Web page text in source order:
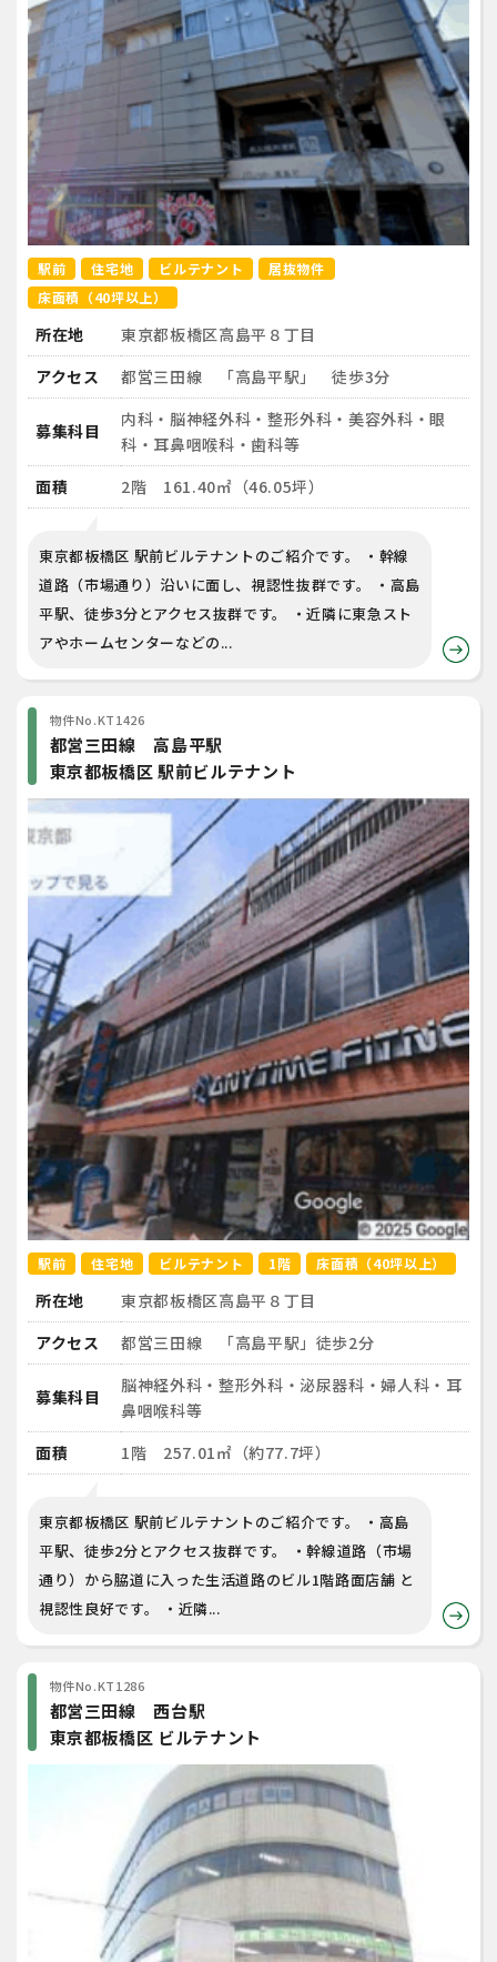
駅前 住宅地 ビルテナント
居抜物件
床面積（40坪以上）
所在地
東京都板橋区高島平８丁目
アクセス
都営三田線 「高島平駅」 徒歩3分
募集科目
内科・脳神経外科・整形外科・美容外科・眼
科・耳鼻咽喉科・歯科等
面積
2階 161.40㎡（46.05坪）
東京都板橋区 駅前ビルテナントのご紹介です。 ・幹線
道路（市場通り）沿いに面し、視認性抜群です。 ・高島
平駅、徒歩3分とアクセス抜群です。 ・近隣に東急スト
アやホームセンターなどの...
物件No.KT1426
都営三田線 高島平駅
東京都板橋区 駅前ビルテナント
駅前 住宅地 ビルテナント 1階 床面積（40坪以上）
所在地
東京都板橋区高島平８丁目
アクセス
都営三田線 「高島平駅」徒歩2分
募集科目
脳神経外科・整形外科・泌尿器科・婦人科・耳
鼻咽喉科等
面積
1階 257.01㎡（約77.7坪）
東京都板橋区 駅前ビルテナントのご紹介です。 ・高島
平駅、徒歩2分とアクセス抜群です。 ・幹線道路（市場
通り）から脇道に入った生活道路のビル1階路面店舗 と
視認性良好です。 ・近隣...
物件No.KT1286
都営三田線 西台駅
東京都板橋区 ビルテナント